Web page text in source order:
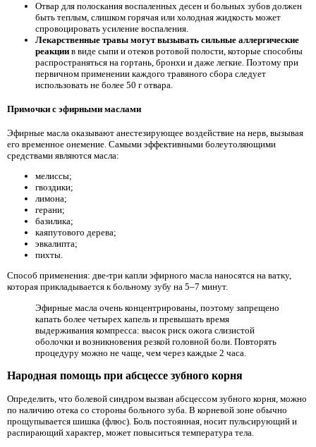
Отвар для полоскания воспаленных десен и больных зубов должен
быть теплым, слишком горячая или холодная жидкость может
спровоцировать усиление воспаления.
Лекарственные травы могут вызывать сильные аллергические
реакции в виде сыпи и отеков ротовой полости, которые способны
распространяться на гортань, бронхи и даже легкие. Поэтому при
первичном применении каждого травяного сбора следует
использовать не более 50 г отвара.
Примочки с эфирными маслами
Эфирные масла оказывают анестезирующее воздействие на нерв, вызывая
его временное онемение. Самыми эффективными болеутоляющими
средствами являются масла:
мелиссы;
гвоздики;
лимона;
герани;
базилика;
каяпутового дерева;
эвкалипта;
пихты.
Способ применения: две-три капли эфирного масла наносятся на ватку,
которая прикладывается к больному зубу на 5–7 минут.
Эфирные масла очень концентрированы, поэтому запрещено
капать более четырех капель и превышать время
выдерживания компресса: высок риск ожога слизистой
оболочки и возникновения резкой головной боли. Повторять
процедуру можно не чаще, чем через каждые 2 часа.
Народная помощь при абсцессе зубного корня
Определить, что болевой синдром вызван абсцессом зубного корня, можно
по наличию отека со стороны больного зуба. В корневой зоне обычно
прощупывается шишка (флюс). Боль постоянная, носит пульсирующий и
распирающий характер, может повыситься температура тела.